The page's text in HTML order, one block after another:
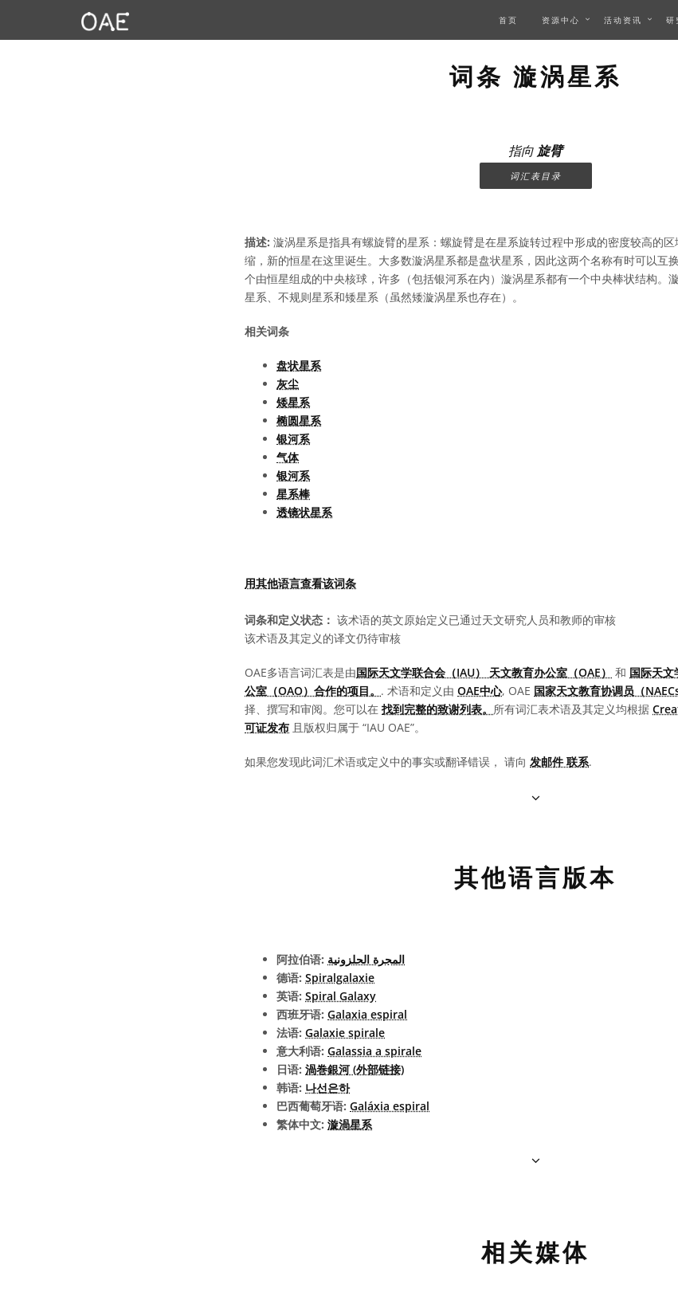
首页 资源中心 活动资讯 研
词条 漩涡星系
指向 旋臂
词汇表目录
描述: 漩涡星系是指具有螺旋臂的星系：螺旋臂是在星系旋转过程中形成的密度较高的
缩，新的恒星在这里诞生。大多数漩涡星系都是盘状星系，因此这两个名称有时可以互
个由恒星组成的中央核球，许多（包括银河系在内）漩涡星系都有一个中央棒状结构。
星系、不规则星系和矮星系（虽然矮漩涡星系也存在）。
相关词条
盘状星系
灰尘
矮星系
椭圆星系
银河系
气体
银河系
星系棒
透镜状星系
用其他语言查看该词条
词条和定义状态： 该术语的英文原始定义已通过天文研究人员和教师的审核
该术语及其定义的译文仍待审核
OAE多语言词汇表是由国际天文学联合会（IAU） 天文教育办公室（OAE） 和 国际天文
公室（OAO）合作的项目。 . 术语和定义由 OAE中心, OAE 国家天文教育协调员（NAECs
择、撰写和审阅。您可以在 找到完整的致谢列表。 所有词汇表术语及其定义均根据
可证发布 且版权归属于 “IAU OAE”。
如果您发现此词汇术语或定义中的事实或翻译错误， 请向 发邮件 联系.
其他语言版本
阿拉伯语: المجرة الحلزونية
德语: Spiralgalaxie
英语: Spiral Galaxy
西班牙语: Galaxia espiral
法语: Galaxie spirale
意大利语: Galassia a spirale
日语: 渦巻銀河 (外部链接)
韩语: 나선은하
巴西葡萄牙语: Galáxia espiral
繁体中文: 漩渦星系
相关媒体